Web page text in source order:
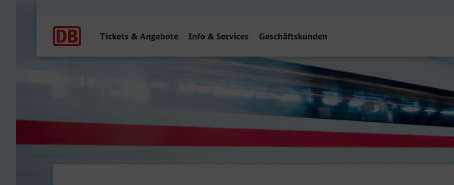
Tickets & Angebote Info & Services Geschäftskunden
Gütersloh Hbf - Münster (Westf) Hbf